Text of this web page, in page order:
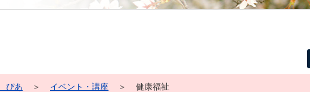
ぴあ ＞ イベント・講座 ＞ 健康福祉